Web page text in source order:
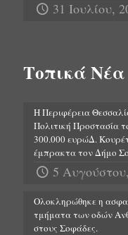
31 Ιουλίου,
Τοπικά Νέα
Η Περιφέρεια
Πολιτική Προστασία
300.000 ευρώΔ.
έμπρακτα τον Δήμο
5
Ολοκληρώθηκε η
τμήματα των οδών
στους Σοφάδες.